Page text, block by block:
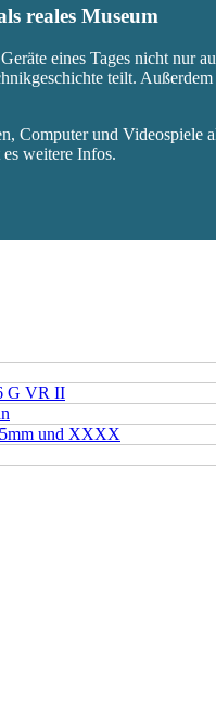
reales Museum
eines Tages nicht
teilt.
Computer und
weitere Infos.
G VR II
und XXXX